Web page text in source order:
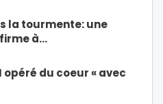
la tourmente: une
à…
opéré du coeur « avec